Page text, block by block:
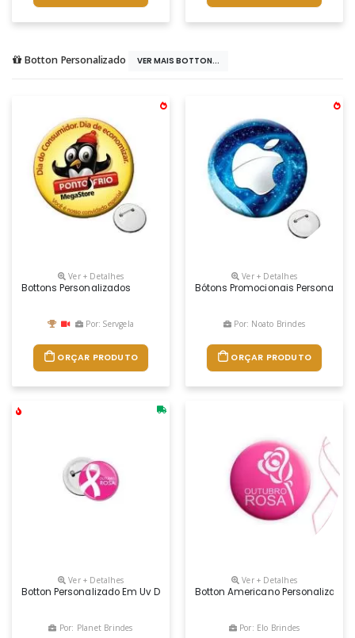
Botton Personalizado VER MAIS BOTTON...
Ver + Detalhes
Bottons Personalizados
Por: Servgela
ORÇAR PRODUTO
Ver + Detalhes
Bótons Promocionais
Por: Noato Brindes
ORÇAR PRODUTO
Ver + Detalhes
Botton Personalizado Em Uv Digital Sem Limite De Cores
Por: Planet Brindes
Ver + Detalhes
Botton Americano Personalizado
Por: Elo Brindes